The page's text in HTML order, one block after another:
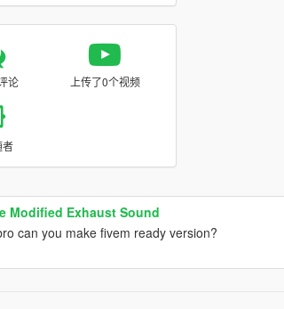
论 上传了0个视频
者
Modified Exhaust Sound
can you make fivem ready version?